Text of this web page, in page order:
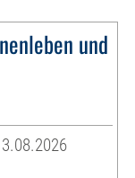
und